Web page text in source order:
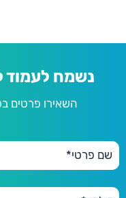
נשמח לעמוד
השאירו פרטים